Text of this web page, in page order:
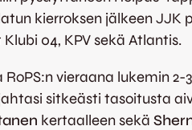
kierroksen jälkeen JJK
04, KPV sekä Atlantis.
vieraana lukemin 2-
sitkeästi tasoitusta
kertaalleen sekä